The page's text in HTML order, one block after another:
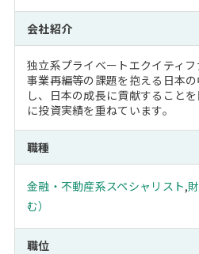
会社紹介
独立系プライベートエクイティフ
事業再編等の課題を抱える日本
し、日本の成長に貢献すること
に投資実績を重ねています。
職種
金融・不動産系スペシャリスト,
む）
職位